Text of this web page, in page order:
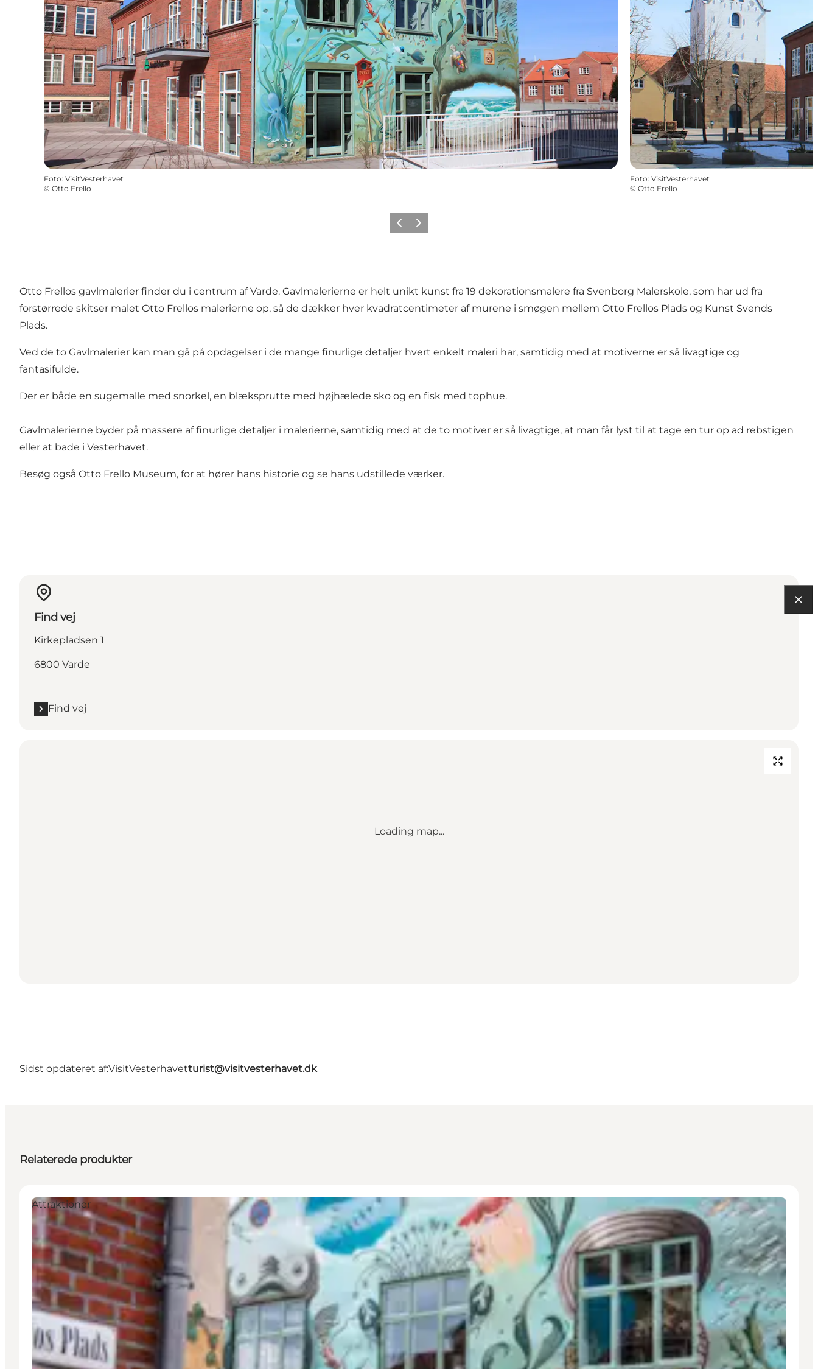
Foto: VisitVesterhavet
© Otto Frello
Foto: VisitVesterhavet
© Otto Frello
ForrigeNæste
Otto Frellos gavlmalerier finder du i centrum af Varde. Gavlmalerierne er helt unikt kunst fra 19 dekorationsmalere fra Svenborg Malerskole, som har ud fra
forstørrede skitser malet Otto Frellos malerierne op, så de dækker hver kvadratcentimeter af murene i smøgen mellem Otto Frellos Plads og Kunst Svends
Plads.
Ved de to Gavlmalerier kan man gå på opdagelser i de mange finurlige detaljer hvert enkelt maleri har, samtidig med at motiverne er så livagtige og
fantasifulde.
Der er både en sugemalle med snorkel, en blæksprutte med højhælede sko og en fisk med tophue.
Gavlmalerierne byder på massere af finurlige detaljer i malerierne, samtidig med at de to motiver er så livagtige, at man får lyst til at tage en tur op ad rebstigen
eller at bade i Vesterhavet.
Besøg også Otto Frello Museum, for at hører hans historie og se hans udstillede værker.
Find vej
Kirkepladsen 1
6800 Varde
Find vej
Loading map...
Sidst opdateret af:VisitVesterhavetturist@visitvesterhavet.dk
Relaterede produkter
Attraktioner